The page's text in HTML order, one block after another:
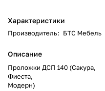
Характеристики
Производитель: БТС Мебель
Описание
Проложки ДСП 140 (Сакура,
Фиеста,
Модерн)